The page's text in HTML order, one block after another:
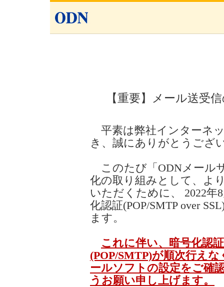
【重要】メール送受
平素は弊社インターネ
き、誠にありがとうござ
このたび「ODNメール
化の取り組みとして、よ
いただくために、 2022年
化認証(POP/SMTP over
ます。
これに伴い、暗号化認
(POP/SMTP)が順次行え
ールソフトの設定をご確
うお願い申し上げます。